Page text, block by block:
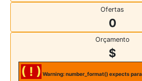
Ofertas
0
Orçamento
$
( ! ) Warning: number_format() expects